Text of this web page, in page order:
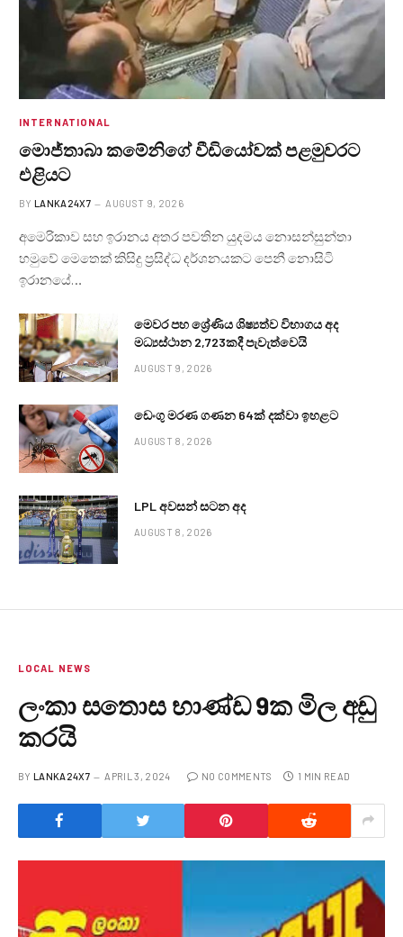
INTERNATIONAL
මොජ්තාබා කමේනිගේ වීඩියෝවක් පළමුවරට
එළියට
BY LANKA24X7 AUGUST 9, 2026
අමෙරිකාව සහ ඉරානය අතර පවතින යුදමය නොසන්සුන්තා
හමුවේ මෙතෙක් කිසිදු ප්‍රසිද්ධ දර්ශනයකට පෙනී නොසිටි
ඉරානයේ…
මෙවර පහ ශ්‍රේණිය ශිෂ්‍යත්ව විභාගය අද
මධ්‍යස්ථාන 2,723කදී පැවැත්වෙයි
AUGUST 9, 2026
ඩෙංගු මරණ ගණන 64ක් දක්වා ඉහළට
AUGUST 8, 2026
LPL අවසන් සටන අද
AUGUST 8, 2026
LOCAL NEWS
ලංකා සතොස භාණ්ඩ 9ක මිල අඩු
කරයි
BY LANKA24X7 APRIL 3, 2024 NO COMMENTS 1 MIN READ